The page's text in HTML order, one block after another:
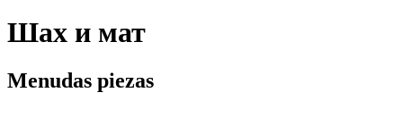
Шах и мат
Menudas piezas